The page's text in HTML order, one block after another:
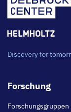
Discovery for
Footer
Forschung
Forschungsgruppen